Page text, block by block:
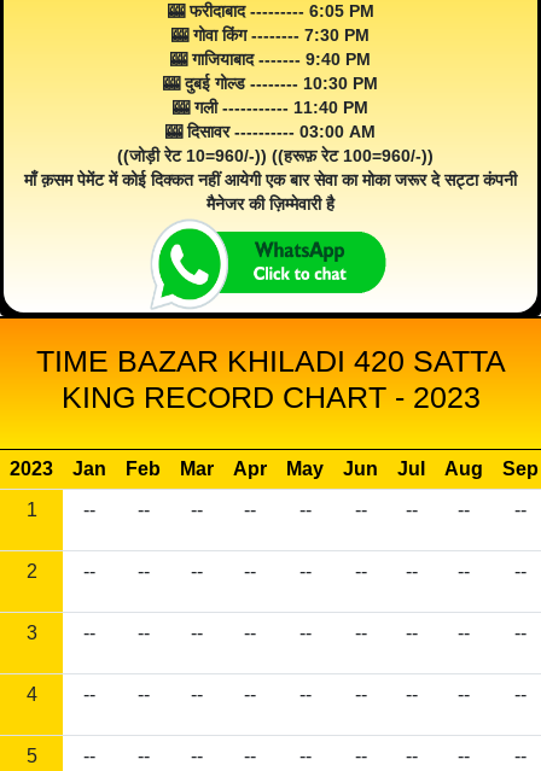
🎰 फरीदाबाद --------- 6:05 PM
🎰 गोवा किंग -------- 7:30 PM
🎰 गाजियाबाद ------- 9:40 PM
🎰 दुबई गोल्ड -------- 10:30 PM
🎰 गली ----------- 11:40 PM
🎰 दिसावर ---------- 03:00 AM
((जोड़ी रेट 10=960/-)) ((हरूफ़ रेट 100=960/-))
माँ क़सम पेमेंट में कोई दिक्कत नहीं आयेगी एक बार सेवा का मोका जरूर दे सट्टा कंपनी
मैनेजर की ज़िम्मेवारी है
TIME BAZAR KHILADI 420 SATTA
KING RECORD CHART - 2023
2023 Jan Feb Mar Apr May Jun Jul Aug
Sep
1
-- -- -- -- -- -- -- -- --
2 -- -- -- -- -- -- -- -- --
3 -- -- -- -- -- -- -- -- --
4 -- -- -- -- -- -- -- -- --
5 -- -- -- -- -- -- -- -- --